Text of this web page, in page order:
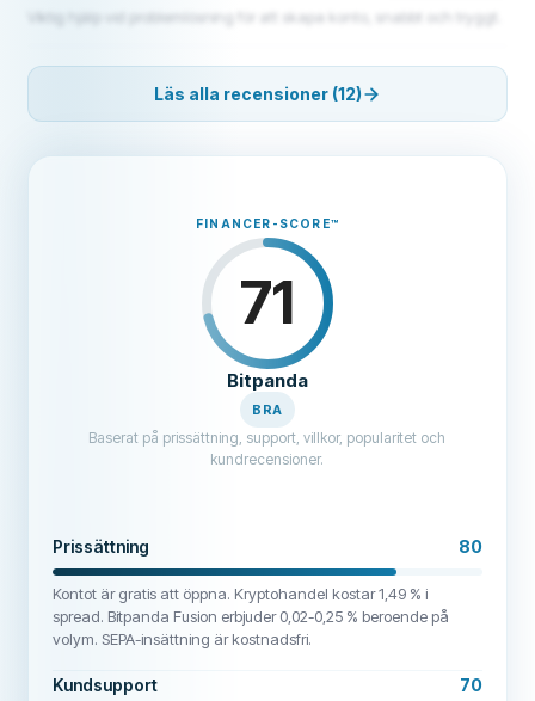
+1(603)5121(448) eller Telegram FUNDSRETRIEVER.
Viktig hjälp vid problemlösning för att skapa konto, snabbt och tryggt.
Läs alla recensioner (12)
FINANCER-SCORE™
71
Bitpanda
BRA
Baserat på prissättning, support, villkor, popularitet och
kundrecensioner.
Prissättning 80
Kontot är gratis att öppna. Kryptohandel kostar 1,49 % i
spread. Bitpanda Fusion erbjuder 0,02-0,25 % beroende på
volym. SEPA-insättning är kostnadsfri.
Kundsupport 70